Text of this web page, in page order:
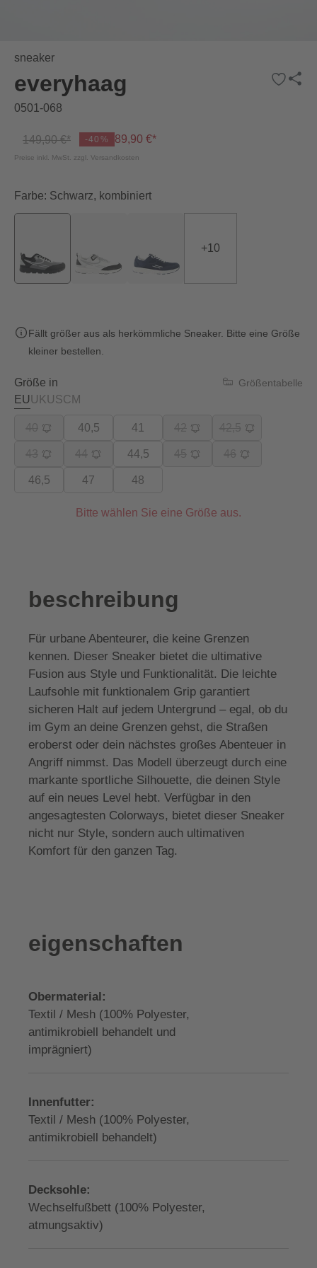
sneaker
everyhaag
0501-068
89,90 €*
149,90 €* -40%
Preise inkl. MwSt. zzgl. Versandkosten
Farbe: Schwarz, kombiniert
+10
Fällt größer aus als herkömmliche Sneaker. Bitte eine Größe
kleiner bestellen.
Größe in
EUUKUSCM
Größentabelle
40,5 41
44,5
46,5 47 48
Bitte wählen Sie eine Größe aus.
beschreibung
Für urbane Abenteurer, die keine Grenzen
kennen. Dieser Sneaker bietet die ultimative
Fusion aus Style und Funktionalität. Die leichte
Laufsohle mit funktionalem Grip garantiert
sicheren Halt auf jedem Untergrund – egal, ob du
im Gym an deine Grenzen gehst, die Straßen
eroberst oder dein nächstes großes Abenteuer in
Angriff nimmst. Das Modell überzeugt durch eine
markante sportliche Silhouette, die deinen Style
auf ein neues Level hebt. Verfügbar in den
angesagtesten Colorways, bietet dieser Sneaker
nicht nur Style, sondern auch ultimativen
Komfort für den ganzen Tag.
eigenschaften
Obermaterial:
Textil / Mesh (100% Polyester,
antimikrobiell behandelt und
imprägniert)
Innenfutter:
Textil / Mesh (100% Polyester,
antimikrobiell behandelt)
Decksohle:
Wechselfußbett (100% Polyester,
atmungsaktiv)